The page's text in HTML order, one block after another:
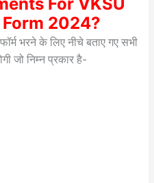
2024?
फॉर्म भरने के लिए नीचे बताए गए सभी
जो निम्न प्रकार है-